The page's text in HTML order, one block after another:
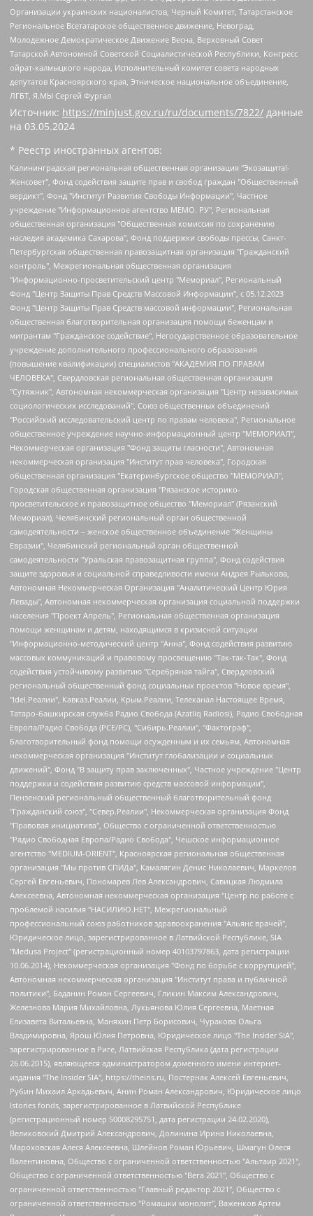
Организации украинских националистов, Черный Комитет, Татарстанское
Региональное Всетатарское общественное движение, Невоград,
Молодежное Демократическое Движение Весна, Верховный Совет
Татарской Автономной Советской Социалистической Республики, Конгресс
ойрат-калмыцкого народа, Исполнительный комитет совета народных
депутатов Красноярского края, Этническое национальное объединение,
ЛГБТ, Я.МЫ Сергей Фургал
Источник: https://minjust.gov.ru/ru/documents/7822/ данные
на 03.05.2024
* Реестр иностранных агентов:
Калининградская региональная общественная организация "Экозащита!-Женсовет", Фонд содействия защите прав и свобод граждан "Общественный вердикт", Фонд "Институт Развития Свободы Информации", Частное учреждение "Информационное агентство МЕМО. РУ", Региональная общественная организация "Общественная комиссия по сохранению наследия академика Сахарова", Фонд поддержки свободы прессы, Санкт-Петербургская общественная правозащитная организация "Гражданский контроль", Межрегиональная общественная организация "Информационно-просветительский центр "Мемориал", Региональный Фонд "Центр Защиты Прав Средств Массовой Информации", с 05.12.2023 Фонд "Центр Защиты Прав Средств массовой информации", Региональная общественная благотворительная организация помощи беженцам и мигрантам "Гражданское содействие", Негосударственное образовательное учреждение дополнительного профессионального образования (повышение квалификации) специалистов "АКАДЕМИЯ ПО ПРАВАМ ЧЕЛОВЕКА", Свердловская региональная общественная организация "Сутяжник", Автономная некоммерческая организация "Центр независимых социологических исследований", Союз общественных объединений "Российский исследовательский центр по правам человека", Региональное общественное учреждение научно-информационный центр "МЕМОРИАЛ", Некоммерческая организация "Фонд защиты гласности", Автономная некоммерческая организация "Институт прав человека", Городская общественная организация "Екатеринбургское общество "МЕМОРИАЛ", Городская общественная организация "Рязанское историко-просветительское и правозащитное общество "Мемориал" (Рязанский Мемориал), Челябинский региональный орган общественной самодеятельности – женское общественное объединение "Женщины Евразии", Челябинский региональный орган общественной самодеятельности "Уральская правозащитная группа", Фонд содействия защите здоровья и социальной справедливости имени Андрея Рылькова, Автономная Некоммерческая Организация "Аналитический Центр Юрия Левады", Автономная некоммерческая организация социальной поддержки населения "Проект Апрель", Региональная общественная организация помощи женщинам и детям, находящимся в кризисной ситуации "Информационно-методический центр "Анна", Фонд содействия развитию массовых коммуникаций и правовому просвещению "Так-так-Так", Фонд содействия устойчивому развитию "Серебряная тайга", Свердловский региональный общественный фонд социальных проектов "Новое время", "Idel.Реалии", Кавказ.Реалии, Крым.Реалии, Телеканал Настоящее Время, Татаро-башкирская служба Радио Свобода (Azatliq Radiosi), Радио Свободная Европа/Радио Свобода (PCE/PC), "Сибирь.Реалии", "Фактограф", Благотворительный фонд помощи осужденным и их семьям, Автономная некоммерческая организация "Институт глобализации и социальных движений", Фонд "В защиту прав заключенных", Частное учреждение "Центр поддержки и содействия развитию средств массовой информации", Пензенский региональный общественный благотворительный фонд "Гражданский союз", "Север.Реалии", Некоммерческая организация Фонд "Правовая инициатива", Общество с ограниченной ответственностью "Радио Свободная Европа/Радио Свобода", Чешское информационное агентство "MEDIUM-ORIENT", Красноярская региональная общественная организация "Мы против СПИДа", Камалягин Денис Николаевич, Маркелов Сергей Евгеньевич, Пономарев Лев Александрович, Савицкая Людмила Алексеевна, Автономная некоммерческая организация "Центр по работе с проблемой насилия "НАСИЛИЮ.НЕТ", Межрегиональный профессиональный союз работников здравоохранения "Альянс врачей", Юридическое лицо, зарегистрированное в Латвийской Республике, SIA "Medusa Project" (регистрационный номер 40103797863, дата регистрации 10.06.2014), Некоммерческая организация "Фонд по борьбе с коррупцией", Автономная некоммерческая организация "Институт права и публичной политики", Баданин Роман Сергеевич, Гликин Максим Александрович, Железнова Мария Михайловна, Лукьянова Юлия Сергеевна, Маетная Елизавета Витальевна, Маняхин Петр Борисович, Чуракова Ольга Владимировна, Ярош Юлия Петровна, Юридическое лицо "The Insider SIA", зарегистрированное в Риге, Латвийская Республика (дата регистрации 26.06.2015), являющееся администратором доменного имени интернет-издания "The Insider SIA", https://theins.ru, Постернак Алексей Евгеньевич, Рубин Михаил Аркадьевич, Анин Роман Александрович, Юридическое лицо Istories fonds, зарегистрированное в Латвийской Республике (регистрационный номер 50008295751, дата регистрации 24.02.2020), Великовский Дмитрий Александрович, Долинина Ирина Николаевна, Мароховская Алеся Алексеевна, Шлейнов Роман Юрьевич, Шмагун Олеся Валентиновна, Общество с ограниченной ответственностью "Альтаир 2021", Общество с ограниченной ответственностью "Вега 2021", Общество с ограниченной ответственностью "Главный редактор 2021", Общество с ограниченной ответственностью "Ромашки монолит", Важенков Артем Валерьевич, Ивановская областная общественная организация "Центр гендерных исследований", Гурман Юрий Альбертович, Медиапроект "ОВД-Инфо", Егоров Владимир Владимирович, Жилинский Владимир Александрович, Общество с ограниченной ответственностью "ЗП", Иванова София Юрьевна, Карезина Инна Павловна, Кильтау Екатерина Викторовна, Петров Алексей Викторович, Пискунов Сергей Евгеньевич, Смирнов Сергей Сергеевич, Тихонов Михаил Сергеевич, Общество с ограниченной ответственностью "ЖУРНАЛИСТ-ИНОСТРАННЫЙ АГЕНТ", Арапова Галина Юрьевна, Вольтская Татьяна Анатольевна, Американская компания "Mason G.E.S. Anonymous Foundation" (США), являющаяся владельцем интернет-издания https://mnews.world/, Компания "Stichting Bellingcat", зарегистрированная в Нидерландах (дата регистрации 11.07.2018), Захаров Андрей Вячеславович, Клепиковская Екатерина Дмитриевна, Общество с ограниченной ответственностью "МЕМО", Перл Роман Александрович, Симонов Евгений Алексеевич, Соловьева Елена Анатольевна, Сотников Даниил Владимирович, Сурначева Елизавета Дмитриевна, Автономная некоммерческая организация по защите прав человека и информированию населения "Якутия – Наше Мнение", Общество с ограниченной ответственностью "Москоу диджитал медиа", с 26.01.2023 Общество с ограниченной ответственностью "Чайка Белые сады", Ветошкина Валерия Валерьевна, Заговора Максим Александрович, Межрегиональное общественное движение "Российская ЛГБТ - сеть", Оленичев Максим Владимирович, Павлов Иван Юрьевич, Скворцова Елена Сергеевна, Общество с ограниченной ответственностью "Как бы инагент", Кочетков Игорь Викторович, Общество с ограниченной ответственностью "Честные выборы", Еланчик Олег Александрович, Общество с ограниченной ответственностью "Нобелевский призыв", Гималова Регина Эмилевна, Григорьев Андрей Валерьевич, Григорьева Алина Александровна, Ассоциация по содействию защите прав призывников, альтернативнослужащих и военнослужащих "Правозащитная группа "Гражданин.Армия.Право", Хисамова Регина Фаритовна, Автономная некоммерческая организация по реализации социально-правовых программ "Лилит", Дальневосточное общественное движение "Маяк", Санкт-Петербургская ЛГБТ-инициативная группа "Выход", Инициативная группа ЛГБТ+ "Реверс", Алексеев Андрей Викторович, Бекбулатова Таисия Львовна, Беляев Иван Михайлович, Владыкина Елена Сергеевна, Гельман Марат Александрович, Никульшина Вероника Юрьевна, Толоконникова Надежда Андреевна, Шендерович Виктор Анатольевич, Общество с ограниченной ответственностью "Данное сообщение", Общество с ограниченной ответственностью Издательский дом "Новая глава", Айнбиндер Александра Александровна, Московский комьюнити-центр для ЛГБТ+инициатив, Благотворительный фонд развития филантропии, Deutsche Welle (Германия, Kurt-Schumacher-Strasse 3, 53113 Bonn), Борзунова Мария Михайловна, Воробьев Виктор Викторович, Голубева Анна Львовна, Константинова Алла Михайловна, Малкова Ирина Владимировна, Мурадов Мурад Абдулгалимович, Осетинская Елизавета Николаевна, Понасенков Евгений Николаевич, Ганапольский Матвей Юрьевич, Киселев Евгений Алексеевич, Борухович Ирина Григорьевна, Дремин Иван Тимофеевич, Дубровский Дмитрий Викторович, Красноярская региональная общественная организация поддержки и развития альтернативных образовательных технологий и межкультурных коммуникаций "ИНТЕРРА", Маяковская Екатерина Алексеевна, Фейгин Марк Захарович, Филимонов Андрей Викторович, Дзугкоева Регина Николаевна, Доброхотов Роман Александрович, Дудь Юрий Александрович, Елкин Сергей Владимирович, Кругликов Кирилл Игоревич, Сабунаева Мария Леонидовна, Семенов Алексей Владимирович, Шаинян Карен Багратович, Шульман Екатерина Михайловна, Асафьев Артур Валерьевич, Вахштайн Виктор Семенович, Венедиктов Алексей Алексеевич, Лушникова Екатерина Евгеньевна, Волков Леонид Михайлович, Невзоров Александр Глебович, Пархоменко Сергей Борисович, Сироткин Ярослав Николаевич, Кара-Мурза Владимир Владимирович, Баранова Наталья Владимировна, Гозман Леонид Яковлевич, Кагарлицкий Борис Юльевич, Климарев Михаил Валерьевич, Милов Владимир Станиславович, Автономная некоммерческая организация Краснодарский центр современного искусства "Типография", Моргенштерн Алишер Тагирович, Соболь Любовь Эдуардовна, Общество с ограниченной ответственностью "ЛИЗА НОРМ", Каспаров Гарри Кимович, Ходорковский Михаил Борисович, Общество с ограниченной ответственностью "Апрельские тезисы", Данилович Ирина Брониславовна, Кашин Олег Владимирович, Петров Николай Владимирович, Пивоваров Алексей Владимирович, Соколов Михаил Владимирович, Цветкова Юлия Владимировна, Чичваркин Евгений Александрович, Комитет против пыток/Команда против пыток, Общество с ограниченной ответственностью "Первый научный", Общество с ограниченной ответственностью "Вертолет и ко", Белоцерковская Вероника Борисовна, Кац Максим Евгеньевич, Лазарева Татьяна Юрьевна, Шаведдинов Руслан Табризович, Яшин Илья Валерьевич, Общество с ограниченной ответственностью "Иноагент ААВ", Алешковский Дмитрий Петрович, Альбац Евгения Марковна, Быков Дмитрий Львович, Галямина Юлия Евгеньевна, Лойко Сергей Леонидович, Мартынов Кирилл Константинович, Медведев Сергей Александрович, Крашенинников Федор Геннадиевич, Гордеева Катерина Вл